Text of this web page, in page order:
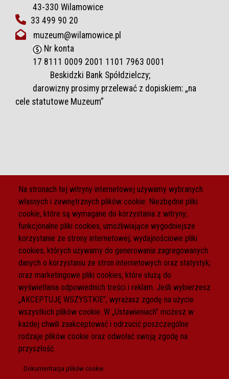
Na stronach tej witryny internetowej używamy wybranych
własnych i zewnętrznych plików cookie: Niezbędne pliki
cookie, które są wymagane do korzystania z witryny;
funkcjonalne pliki cookies, umożliwiające wygodniejsze
korzystanie ze strony internetowej; wydajnościowe pliki
cookies, których używamy do generowania zagregowanych
danych o korzystaniu ze stron internetowych oraz statystyk;
oraz marketingowe pliki cookies, które służą do
wyświetlania odpowiednich treści i reklam. Jeśli wybierzesz
„AKCEPTUJĘ WSZYSTKIE”, wyrażasz zgodę na użycie
wszystkich plików cookie. W „Ustawieniach” możesz w
każdej chwili zaakceptować i odrzucić poszczególne
rodzaje plików cookie oraz odwołać swoją zgodę na
przyszłość.
Dokumentacja plików cookie
43-330 Wilamowice
33 499 90 20
muzeum@wilamowice.pl
Nr konta
17 8111 0009 2001 1101 7963 0001
Beskidzki Bank Spółdzielczy;
darowizny prosimy przelewać z dopiskiem: „na
cele statutowe Muzeum”